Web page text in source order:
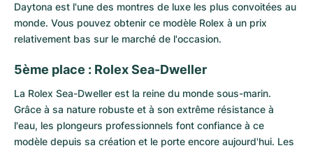
Daytona est l'une des montres de luxe les plus convoitées au
monde. Vous pouvez obtenir ce modèle Rolex à un prix
relativement bas sur le marché de l'occasion.
5ème place : Rolex Sea-Dweller
La Rolex Sea-Dweller est la reine du monde sous-marin.
Grâce à sa nature robuste et à son extrême résistance à
l'eau, les plongeurs professionnels font confiance à ce
modèle depuis sa création et le porte encore aujourd'hui. Les